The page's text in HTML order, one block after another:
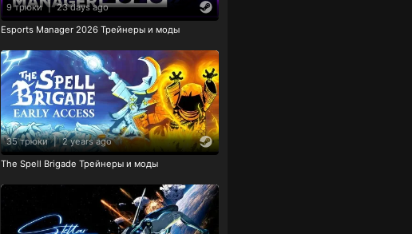
9 трюки | 23 days ago
Esports Manager 2026 Трейнеры и моды
35 трюки | 2 years ago
The Spell Brigade Трейнеры и моды